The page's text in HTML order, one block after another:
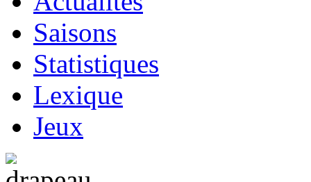
Saisons
Statistiques
Lexique
Jeux